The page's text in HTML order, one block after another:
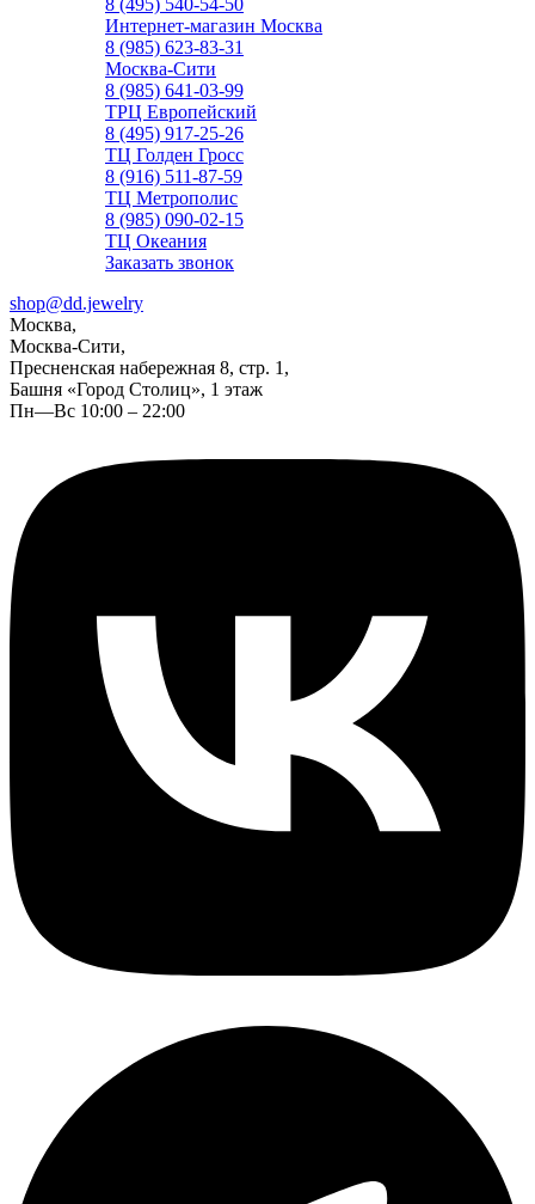
8 (495) 540-54-50
Интернет-магазин Москва
8 (985) 623-83-31
Москва-Сити
8 (985) 641-03-99
ТРЦ Европейский
8 (495) 917-25-26
ТЦ Голден Гросс
8 (916) 511-87-59
ТЦ Метрополис
8 (985) 090-02-15
ТЦ Океания
Заказать звонок
shop@dd.jewelry
Москва,
Москва-Сити,
Пресненская набережная 8, стр. 1,
Башня «Город Столиц», 1 этаж
Пн—Вс 10:00 – 22:00